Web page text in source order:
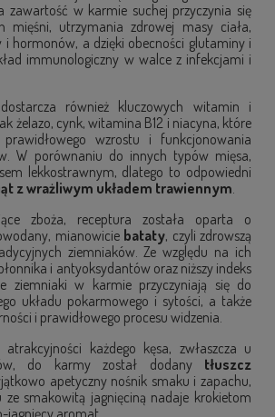
zawartość w karmie suchej przyczynia się
mięśni, utrzymania zdrowej masy ciała,
i hormonów, a dzięki obecności glutaminy i
immunologiczny w walce z infekcjami i
dostarcza również kluczowych witamin i
żelazo, cynk, witamina B12 i niacyna, które
wzrostu i funkcjonowania
W porównaniu do innych typów mięsa,
lekkostrawnym, dlatego to odpowiedni
z wrażliwym układem trawiennym.
zboża, receptura została oparta o
mianowicie bataty, czyli zdrowszą
ziemniaków. Ze względu na ich
i antyoksydantów oraz niższy indeks
ziemniaki w karmie przyczyniają się do
układu pokarmowego i sytości, a także
i prawidłowego procesu widzenia.
atrakcyjności każdego kęsa, zwłaszcza u
do karmy został dodany tłuszcz
apetyczny nośnik smaku i zapachu,
ze smakowitą jagnięciną nadaje krokietom
jagnięcy aromat.